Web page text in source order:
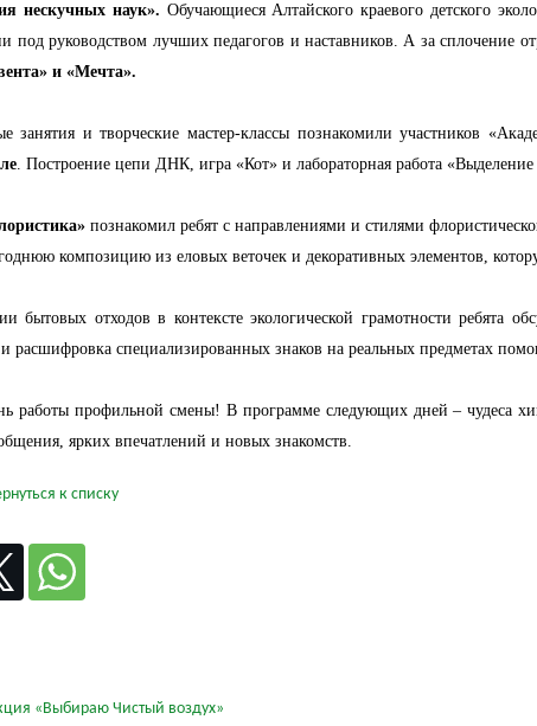
нескучных наук». Обучающиеся Алтайского краевого детского
под руководством лучших педагогов и наставников. А за сплочение
и «Мечта».
занятия и творческие мастер-классы познакомили участников
. Построение цепи ДНК, игра «Кот» и лабораторная работа
познакомил ребят с направлениями и стилями
композицию из еловых веточек и декоративных элементов,
бытовых отходов в контексте экологической грамотности ребята
расшифровка специализированных знаков на реальных предметах
работы профильной смены! В программе следующих дней – чудеса
ярких впечатлений и новых знакомств.
к списку
«Выбираю Чистый воздух»